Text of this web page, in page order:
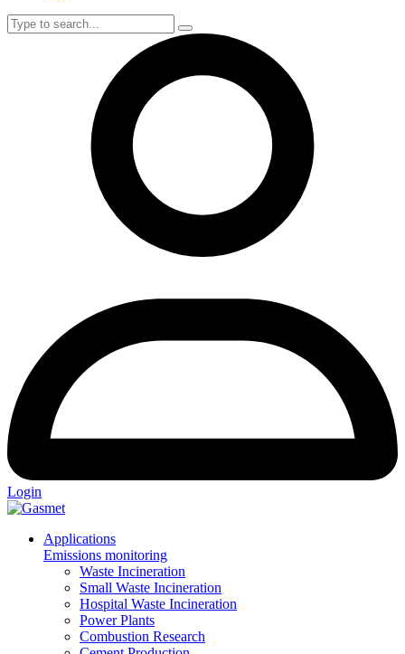
Login
Applications
Emissions monitoring
Waste Incineration
Small Waste Incineration
Hospital Waste Incineration
Power Plants
Combustion Research